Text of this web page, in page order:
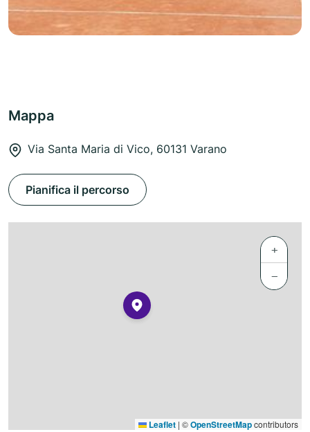
Mappa
Via Santa Maria di Vico, 60131 Varano
Pianifica il percorso
+
−
Leaflet | ©OpenStreetMapcontributors